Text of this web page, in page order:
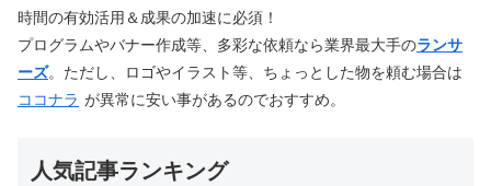
時間の有効活用＆成果の加速に必須！
プログラムやバナー作成等、多彩な依頼なら業界最大手のランサ
ーズ。ただし、ロゴやイラスト等、ちょっとした物を頼む場合は
ココナラ が異常に安い事があるのでおすすめ。
人気記事ランキング